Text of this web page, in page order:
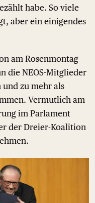
habe. So viele
aber ein einigendes
am Rosenmontag
die NEOS-Mitglieder
zu mehr als
Vermutlich am
im Parlament
der Dreier-Koalition